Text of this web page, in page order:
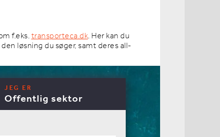
f.eks.transporteca.dk. Her kan du
løsning du søger, samt deres all-
JEG ER
Offentlig sektor